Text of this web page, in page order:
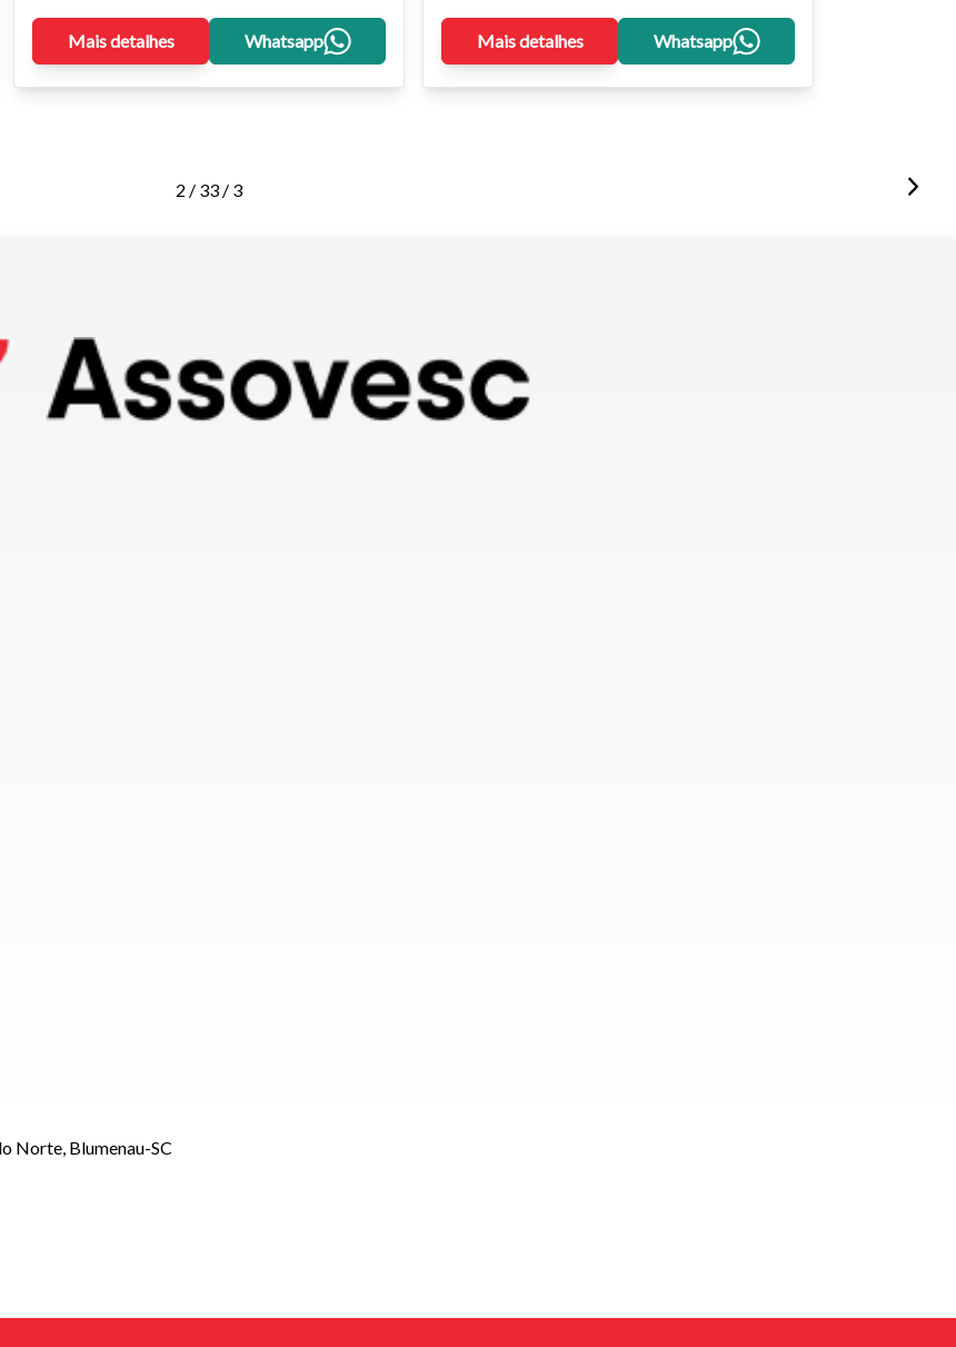
Mais detalhes Whatsapp Mais detalhes Whatsapp
2 / 33 / 3
Norte, Blumenau-SC